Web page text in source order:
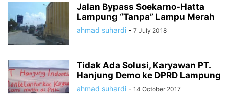
Jalan Bypass Soekarno-Hatta
Lampung “Tanpa” Lampu Merah
ahmad suhardi - 7 July 2018
Tidak Ada Solusi, Karyawan PT.
Hanjung Demo ke DPRD Lampung
ahmad suhardi - 14 October 2017